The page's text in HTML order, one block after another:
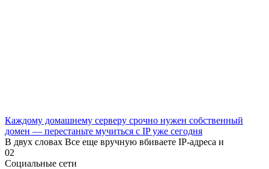
Каждому домашнему серверу срочно нужен собственный
домен — перестаньте мучиться с IP уже сегодня
В двух словах Все еще вручную вбиваете IP-адреса и
02
Социальные сети